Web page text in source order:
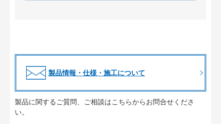
製品情報・仕様・施工について
製品に関するご質問、ご相談はこちらからお問合せくださ
い。